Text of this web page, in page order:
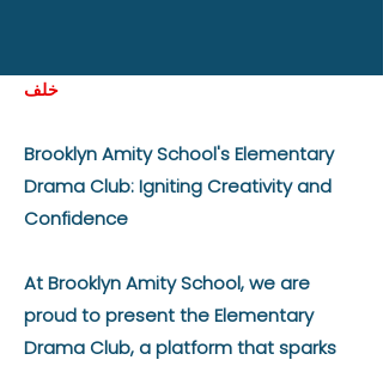
خلف
Brooklyn Amity School's Elementary
Drama Club: Igniting Creativity and
Confidence
At Brooklyn Amity School, we are
proud to present the Elementary
Drama Club, a platform that sparks